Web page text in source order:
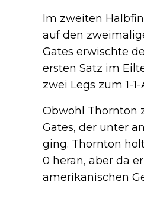
Im zweiten
auf den
Gates erwischte
ersten Satz im
zwei Legs zum 1-
Obwohl Thornton
Gates, der unter
ging. Thornton
0 heran, aber da
amerikanischen